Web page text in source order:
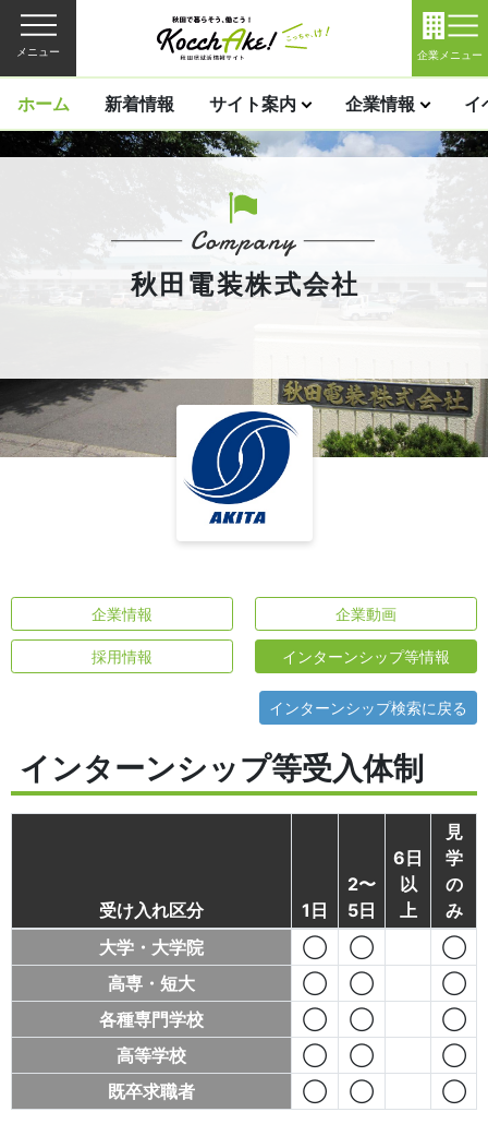
メニュー 企業メニュー
ホーム 新着情報 サイト案内 企業情報 イ
秋田電装株式会社
企業情報 企業動画
採用情報 インターンシップ等情報
インターンシップ検索に戻る
インターンシップ等受入体制
受け入れ区分 1日
2〜
5日
6日
以
上
見
学
の
み
大学・大学院
◯ ◯
◯
高専・短大
◯ ◯
◯
各種専門学校
◯ ◯
◯
高等学校
◯ ◯
◯
既卒求職者
◯ ◯ ◯